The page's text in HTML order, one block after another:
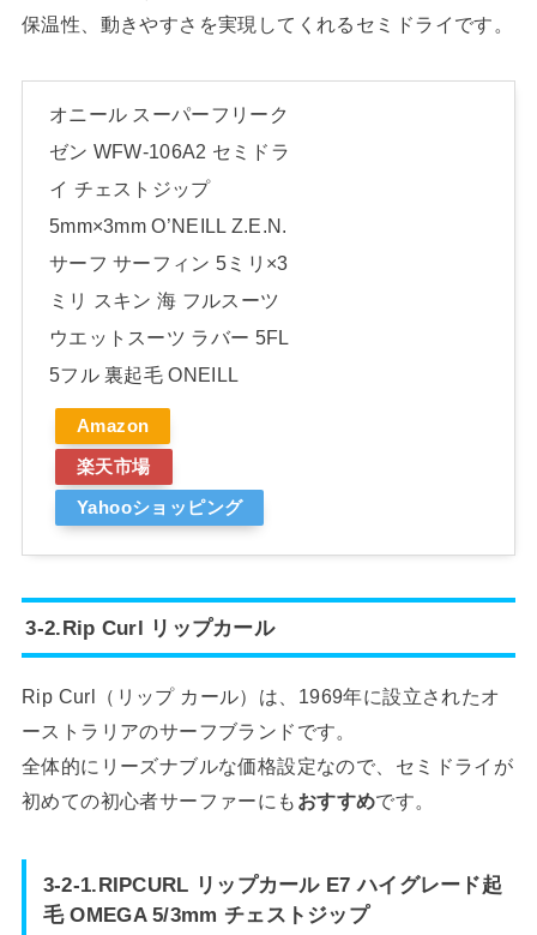
保温性、動きやすさを実現してくれるセミドライです。
オニール スーパーフリーク
ゼン WFW-106A2 セミドラ
イ チェストジップ
5mm×3mm O’NEILL Z.E.N.
サーフ サーフィン 5ミリ×3
ミリ スキン 海 フルスーツ
ウエットスーツ ラバー 5FL
5フル 裏起毛 ONEILL
Amazon
楽天市場
Yahooショッピング
3-2.Rip Curl リップカール
Rip Curl（リップ カール）は、1969年に設立されたオ
ーストラリアのサーフブランドです。
全体的にリーズナブルな価格設定なので、セミドライが
初めての初心者サーファーにも おすすめです。
3-2-1.RIPCURL リップカール E7 ハイグレード起
毛 OMEGA 5/3mm チェストジップ